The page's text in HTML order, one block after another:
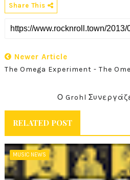
Share This
Newer Article
The Omega Experiment - The
Ο Grohl
RELATED POST
MUSIC NEWS